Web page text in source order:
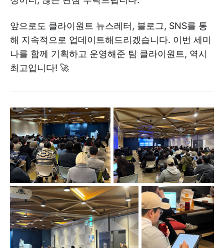
앞으로도 클라이원트 뉴스레터, 블로그, SNS를 통
해 지속적으로 업데이트해드리겠습니다. 이번 세미
나를 함께 기획하고 운영해준 팀 클라이원트, 역시
최고입니다! 🚀